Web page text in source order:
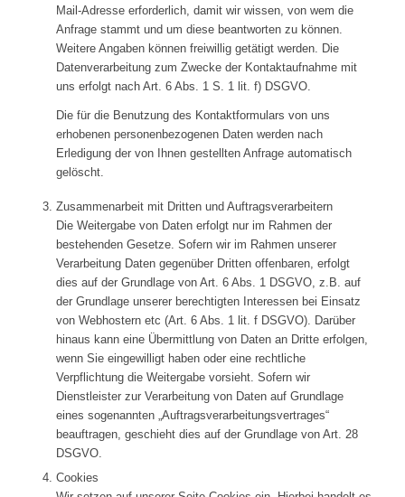
Mail-Adresse erforderlich, damit wir wissen, von wem die
Anfrage stammt und um diese beantworten zu können.
Weitere Angaben können freiwillig getätigt werden. Die
Datenverarbeitung zum Zwecke der Kontaktaufnahme mit
uns erfolgt nach Art. 6 Abs. 1 S. 1 lit. f) DSGVO.
Die für die Benutzung des Kontaktformulars von uns
erhobenen personenbezogenen Daten werden nach
Erledigung der von Ihnen gestellten Anfrage automatisch
gelöscht.
Zusammenarbeit mit Dritten und Auftragsverarbeitern
Die Weitergabe von Daten erfolgt nur im Rahmen der
bestehenden Gesetze. Sofern wir im Rahmen unserer
Verarbeitung Daten gegenüber Dritten offenbaren, erfolgt
dies auf der Grundlage von Art. 6 Abs. 1 DSGVO, z.B. auf
der Grundlage unserer berechtigten Interessen bei Einsatz
von Webhostern etc (Art. 6 Abs. 1 lit. f DSGVO). Darüber
hinaus kann eine Übermittlung von Daten an Dritte erfolgen,
wenn Sie eingewilligt haben oder eine rechtliche
Verpflichtung die Weitergabe vorsieht. Sofern wir
Dienstleister zur Verarbeitung von Daten auf Grundlage
eines sogenannten „Auftragsverarbeitungsvertrages“
beauftragen, geschieht dies auf der Grundlage von Art. 28
DSGVO.
Cookies